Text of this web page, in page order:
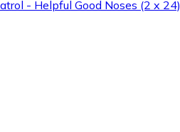
- Helpful Good Noses (2 x 24)